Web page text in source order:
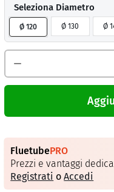
Seleziona Diametro
Ø 120 Ø 130 Ø
FluetubePRO
Prezzi e vantaggi
Registrati oAccedi